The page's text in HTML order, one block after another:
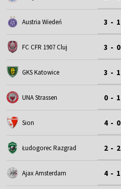
Austria Wiedeń 3 - 1
FC CFR 1907 Cluj 3 - 0
GKS Katowice 3 - 1
UNA Strassen 0 - 1
Sion 4 - 0
Łudogorec Razgrad 2 - 2
Ajax Amsterdam 4 - 1